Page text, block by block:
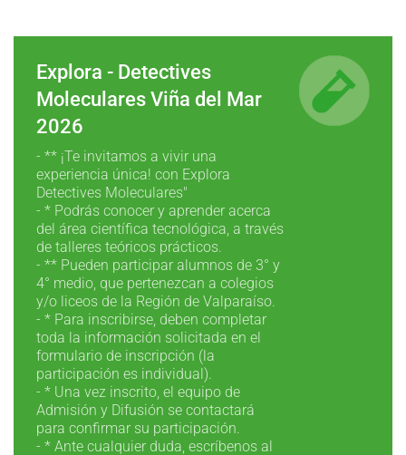
Explora - Detectives
Moleculares Viña del Mar
2026
- ** ¡Te invitamos a vivir una
experiencia única! con Explora
Detectives Moleculares"
- * Podrás conocer y aprender acerca
del área científica tecnológica, a través
de talleres teóricos prácticos.
- ** Pueden participar alumnos de 3° y
4° medio, que pertenezcan a colegios
y/o liceos de la Región de Valparaíso.
- * Para inscribirse, deben completar
toda la información solicitada en el
formulario de inscripción (la
participación es individual).
- * Una vez inscrito, el equipo de
Admisión y Difusión se contactará
para confirmar su participación.
- * Ante cualquier duda, escríbenos al